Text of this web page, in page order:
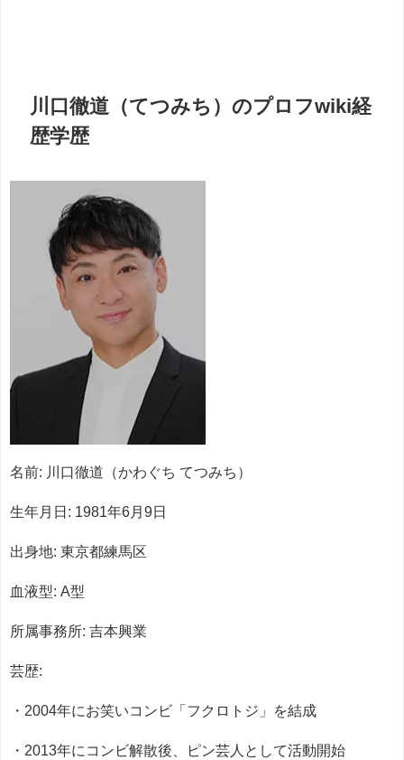
川口徹道（てつみち）のプロフwiki経
歴学歴
名前: 川口徹道（かわぐち てつみち）
生年月日: 1981年6月9日
出身地: 東京都練馬区
血液型: A型
所属事務所: 吉本興業
芸歴:
・2004年にお笑いコンビ「フクロトジ」を結成
・2013年にコンビ解散後、ピン芸人として活動開始